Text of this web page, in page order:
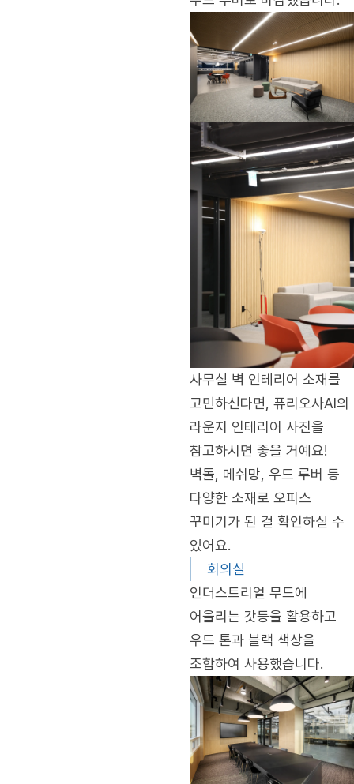
사무실 벽 인테리어 소재를
고민하신다면, 퓨리오사AI의
라운지 인테리어 사진을
참고하시면 좋을 거예요!
벽돌, 메쉬망, 우드 루버 등
다양한 소재로 오피스
꾸미기가 된 걸 확인하실 수
있어요.
회의실
인더스트리얼 무드에
어울리는 갓등을 활용하고
우드 톤과 블랙 색상을
조합하여 사용했습니다.